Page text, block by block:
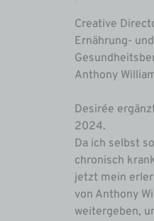
Creative
Ernährung- und
Anthony
Desirée
2024.
Da ich selbst
chronisch
jetzt mein
von Anthony
weitergeben,